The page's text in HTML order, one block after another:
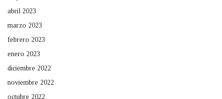
abril 2023
marzo 2023
febrero 2023
enero 2023
diciembre 2022
noviembre 2022
octubre 2022